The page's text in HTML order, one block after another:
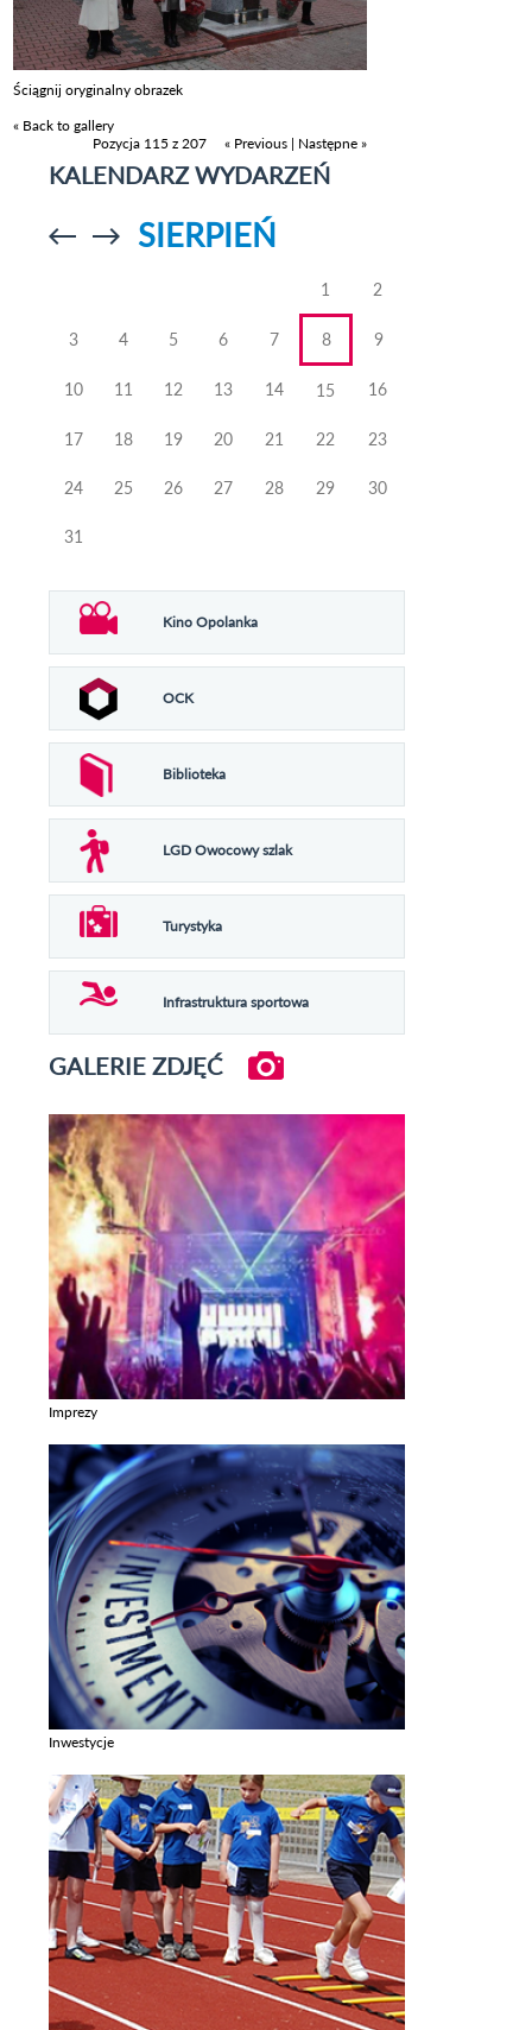
Ściągnij oryginalny obrazek
« Back to gallery
Pozycja 115 z 207
« Previous | Następne »
KALENDARZ WYDARZEŃ
Przejdź doPrzejdź do
SIERPIEŃ
1 2
3 4 5 6 7 8 9
10 11 12 13 14 15 16
17 18 19 20 21 22 23
24 25 26 27 28 29 30
31
Kino Opolanka
OCK
Biblioteka
LGD Owocowy szlak
Turystyka
Infrastruktura sportowa
GALERIE ZDJĘĆ
Imprezy
Inwestycje